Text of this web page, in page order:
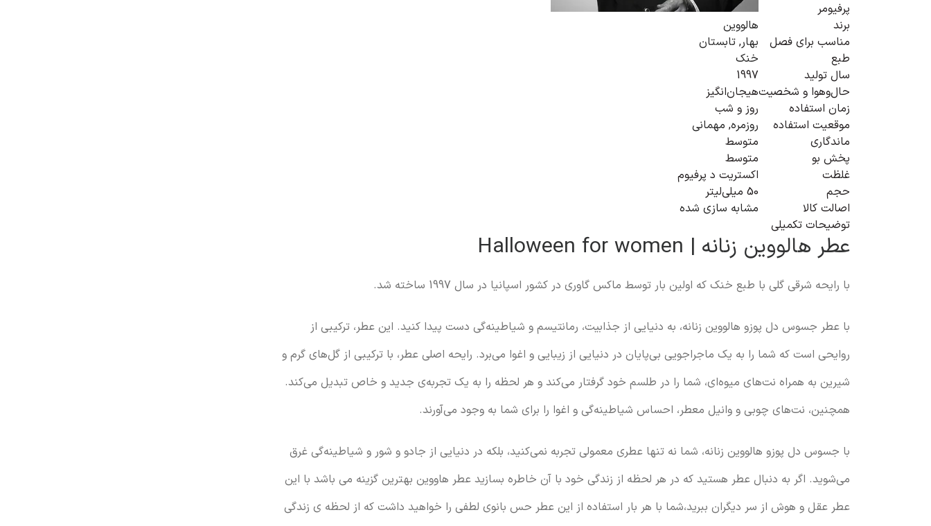
پرفیومر
برند
هالووین
مناسب برای فصل
بهار, تابستان
طبع
خنک
سال تولید
1997
حال‌و‌هوا و شخصیتهیجان‌انگیز
زمان استفاده
روز و شب
موقعیت استفاده
روزمره, مهمانی
ماندگاری
متوسط
پخش بو
متوسط
غلظت
اکستریت د پرفیوم
حجم
50 میلی‌لیتر
اصالت کالا
مشابه سازی شده
توضیحات تکمیلی
عطر هالووین زنانه | Halloween for women
با رایحه شرقی گلی با طبع خنک که اولین بار توسط ماکس گاوری در کشور اسپانیا در سال 1997 ساخته شد.
با عطر جسوس دل پوزو هالووین زنانه، به دنیایی از جذابیت، رمانتیسم و شیاطینه‌گی دست پیدا کنید. این عطر، ترکیبی از
روایحی است که شما را به یک ماجراجویی بی‌پایان در دنیایی از زیبایی و اغوا می‌برد. رایحه اصلی عطر، با ترکیبی از گل‌های گرم و
شیرین به همراه نت‌های میوه‌ای، شما را در طلسم خود گرفتار می‌کند و هر لحظه را به یک تجربه‌ی جدید و خاص تبدیل می‌کند.
همچنین، نت‌های چوبی و وانیل معطر، احساس شیاطینه‌گی و اغوا را برای شما به وجود می‌آورند.
با جسوس دل پوزو هالووین زنانه، شما نه تنها عطری معمولی تجربه نمی‌کنید، بلکه در دنیایی از جادو و شور و شیاطینه‌گی غرق
می‌شوید. اگر به دنبال عطر هستید که در هر لحظه از زندگی خود با آن خاطره بسازید عطر هاووین بهترین گزینه می باشد با این
عطر عقل و هوش از سر دیگران ببرید،شما با هر بار استفاده از این عطر حس بانوی لطفی را خواهید داشت که از لحظه ی زندگی